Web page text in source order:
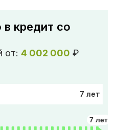
в кредит со
от: 4 002 000 ₽
7 лет
7 лет